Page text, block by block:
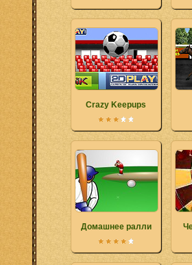
Crazy Keepups
Домашнее ралли